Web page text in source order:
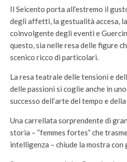
Il Seicento porta all’estremo il
degli affetti, la gestualità accesa,
coinvolgente degli eventi e
questo, sia nelle resa delle figure
scenico ricco di particolari.
La resa teatrale delle tensioni e
delle passioni si coglie anche in
successo dell’arte del tempo e
Una carrellata sorprendente di
storia – “femmes fortes” che
intelligenza – chiude la mostra